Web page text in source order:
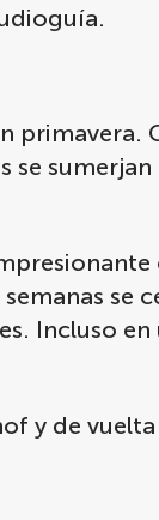
primavera.
se sumerjan
se
Incluso
y de